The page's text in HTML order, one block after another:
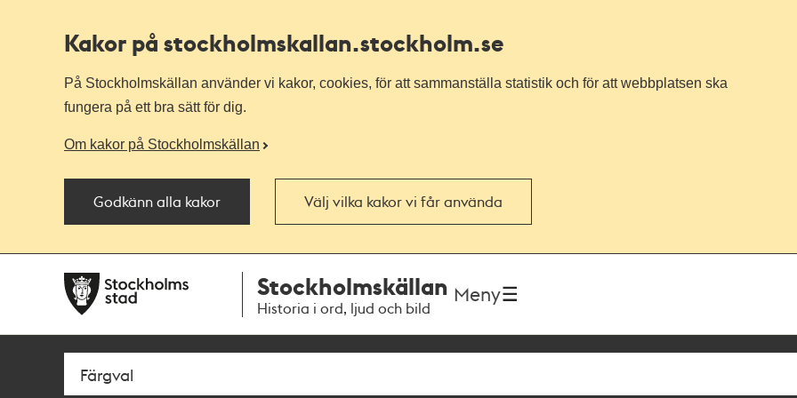
Kakor på stockholmskallan.stockholm.se
På Stockholmskällan använder vi kakor, cookies, för att sammanställa statistik och för att webbplatsen ska
fungera på ett bra sätt för dig.
Om kakor på Stockholmskällan
Godkänn alla kakor Välj vilka kakor vi får använda
navigationen
huvudinnehållet
Stockholmskällan
Historia i ord, ljud och bild
Meny
Sök